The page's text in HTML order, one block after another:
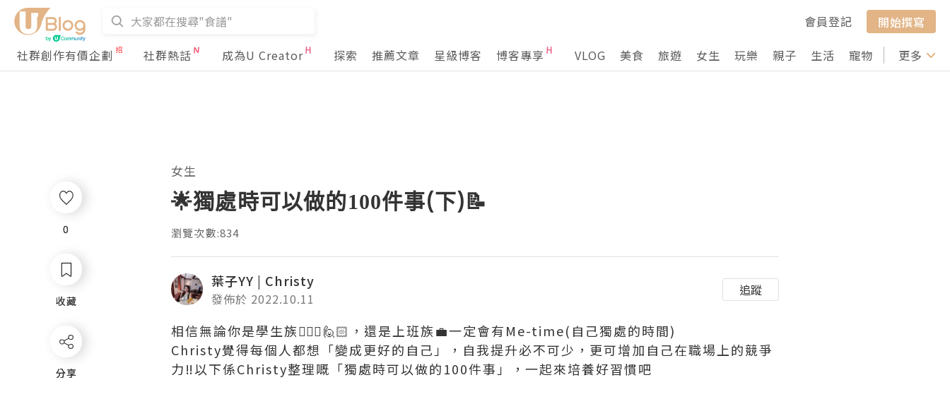
會員登記
開始撰寫
社群創作有價企劃
社群熱話 成為U Creator 探索 推薦文章 星級博客 博客專享 VLOG 美食 旅遊 女生 玩樂 親子 生活 寵物 行山 打卡
更多
0
收藏
分享
女生
🌟獨處時可以做的100件事(下)📝
瀏覽次數:834
葉子YY | Christy
發佈於 2022.10.11
追蹤
相信無論你是學生族🙋🏻‍♀️🙋🏻，還是上班族💼一定會有Me-time(自己獨處的時間)
Christy覺得每個人都想「變成更好的自己」，自我提升必不可少，更可增加自己在職場上的競爭
力‼️以下係Christy整理嘅「獨處時可以做的100件事」，一起來培養好習慣吧
0
收藏
分享